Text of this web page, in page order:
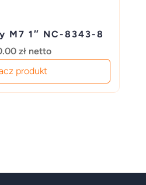
M7 1″ NC-8343-8
zł netto
produkt